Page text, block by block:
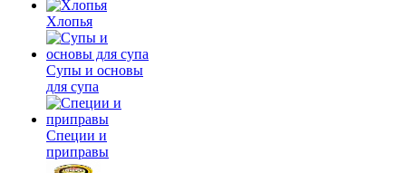
Хлопья
Супы и основы
для супа
Специи и
приправы